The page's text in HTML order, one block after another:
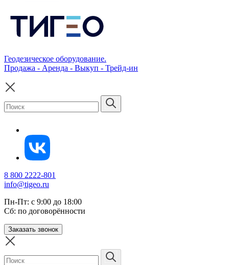
Геодезическое оборудование.
Продажа - Аренда - Выкуп - Трейд-ин
8 800 2222-801
info@tigeo.ru
Пн-Пт: с 9:00 до 18:00
Сб: по договорённости
Заказать звонок